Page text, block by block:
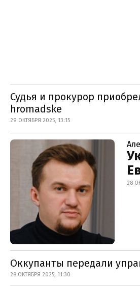
Судья и прокурор
hromadske
29 ОКТЯБРЯ 2025, 13:15
28
Оккупанты передали
28 ОКТЯБРЯ 2025, 11:30